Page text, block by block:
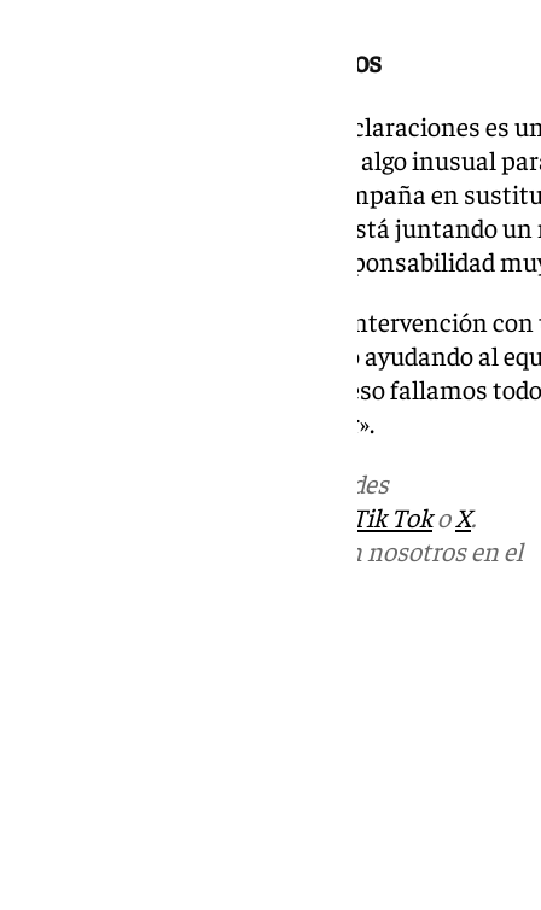
El contexto: un año sin títulos
El trasfondo de este cruce de declaraciones es
que concluirá sin ningún título, algo inusual
llegó al banquillo a mitad de campaña en
la dificultad del momento: «Se está juntando
ganar títulos. Tenemos una responsabilidad
Mbappé, por su parte, cerró su intervención
colectiva: «Me he equivocado no ayudando al
importante aquí es ganar, y en eso fallamos
volver con la intención de ganar».
en las redes
Tik TokoX.
Puedes ponerte en contacto con nosotros en el